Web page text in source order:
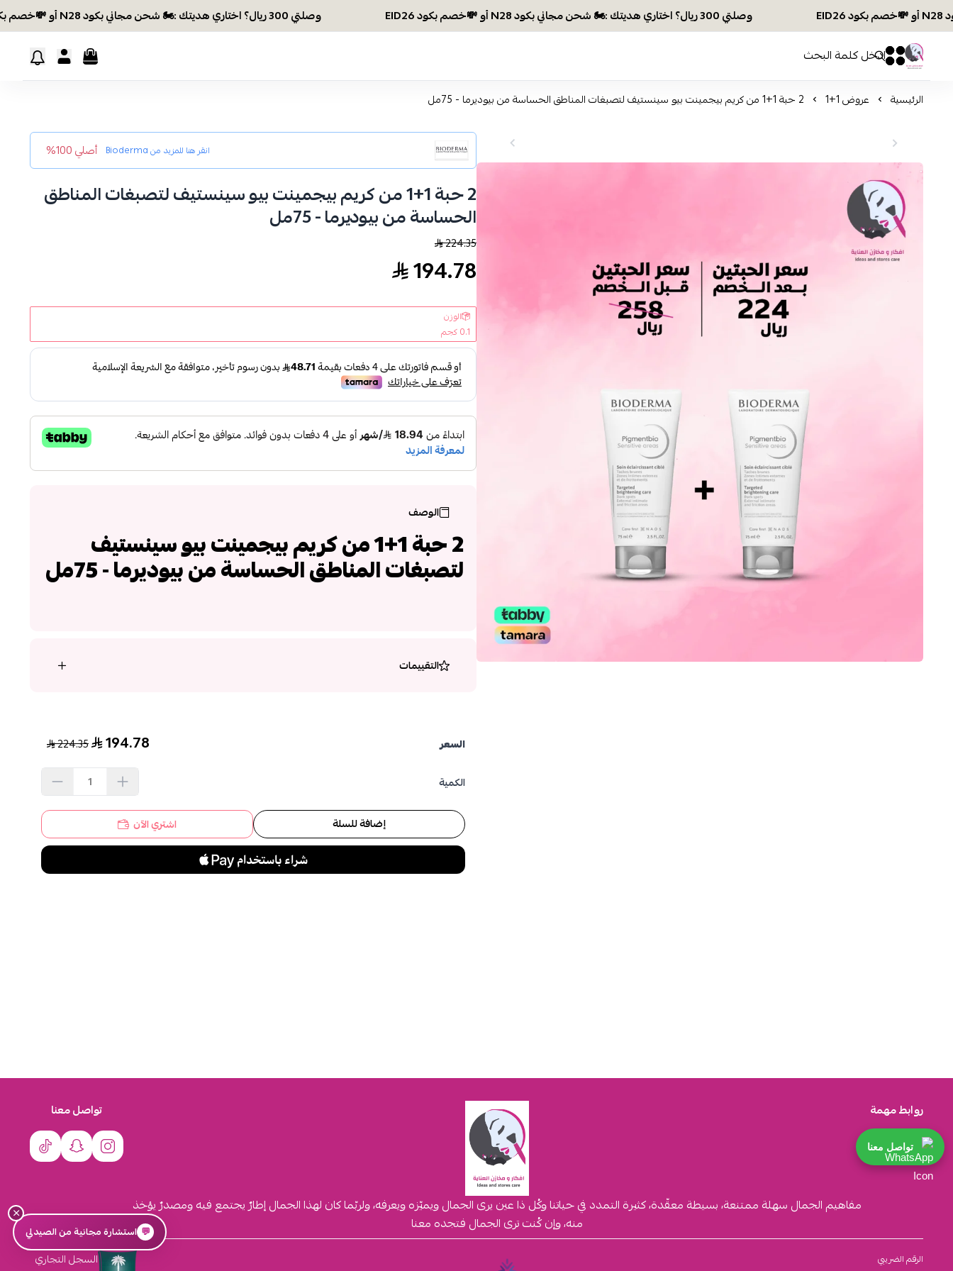
وصلتي 300 ريال؟ اختاري هديتك :🏍 شحن مجاني بكود N28 أو 💸خصم بكود EID26 وصلتي 300 ريال؟ اختاري هديتك :🏍 شحن مجاني بكود N28 أو 💸خصم بكود EID26
افكار ومخازن العناية
0 0
الرئيسية عروض 1+1 2 حبة 1+1 من كريم بيجمينت بيو سينستيف لتصبغات المناطق الحساسة من بيوديرما - 75مل
انقر هنا للمزيد منBioderma أصلي 100%
2 حبة 1+1 من كريم بيجمينت بيو سينستيف لتصبغات المناطق
الحساسة من بيوديرما - 75مل
224.35
194.78
الوزن
0.1 كجم
الوصف
2 حبة 1+1 من كريم بيجمينت بيو سينستيف
لتصبغات المناطق الحساسة من بيوديرما - 75مل
التقييمات
السعر 194.78
224.35
الكمية
إضافة للسلة اشتري الآن
روابط مهمة
مفاهيم الجمال سهلة ممتنعة، بسيطة معقّدة، كثيرة التمدد في حياتنا وكُل ذا عين يرى الجمال ويميّزه ويعرفه، ولربّما كان لهذا الجمال إطارٌ يجتمع فيه ومصدرٌ يؤخذ
منه، وإن كُنت ترى الجمال فتجده معنا
تواصل معنا
الرقم الضريبي
السجل التجاري
×
💬 استشارة مجانية من الصيدلي
تواصل معنا